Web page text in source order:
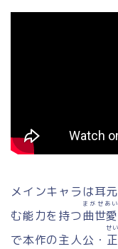
メインキャラは耳
む能力を持つ曲世愛
まがせあい
で本作の主人公・
せ